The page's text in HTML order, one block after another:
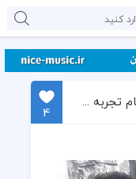
دانلود آهنگ شادمهر عقیلی بنام تجربه کن
4